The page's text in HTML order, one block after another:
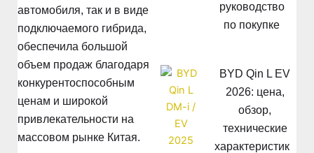
автомобиля, так и в виде
подключаемого гибрида,
обеспечила большой
объем продаж благодаря
конкурентоспособным
ценам и широкой
привлекательности на
массовом рынке Китая.
руководство
по покупке
BYD Qin L EV
2026: цена,
обзор,
технические
характеристики